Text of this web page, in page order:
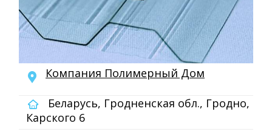
Компания Полимерный Дом
Беларусь, Гродненская обл., Гродно,
Карского 6